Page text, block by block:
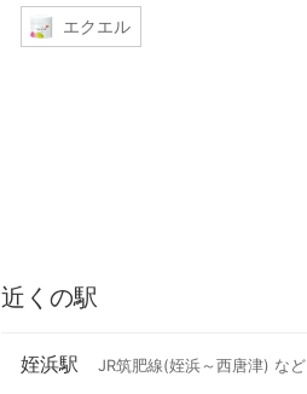
エクエル
近くの駅
姪浜駅 JR筑肥線(姪浜～西唐津) など